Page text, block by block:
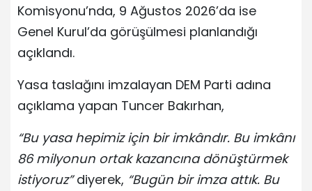
Komisyonu’nda, 9 Ağustos 2026’da ise
Genel Kurul’da görüşülmesi planlandığı
açıklandı.
Yasa taslağını imzalayan DEM Parti adına
açıklama yapan Tuncer Bakırhan,
“Bu yasa hepimiz için bir imkândır. Bu imkânı
86 milyonun ortak kazancına dönüştürmek
istiyoruz”diyerek, “Bugün bir imza attık. Bu